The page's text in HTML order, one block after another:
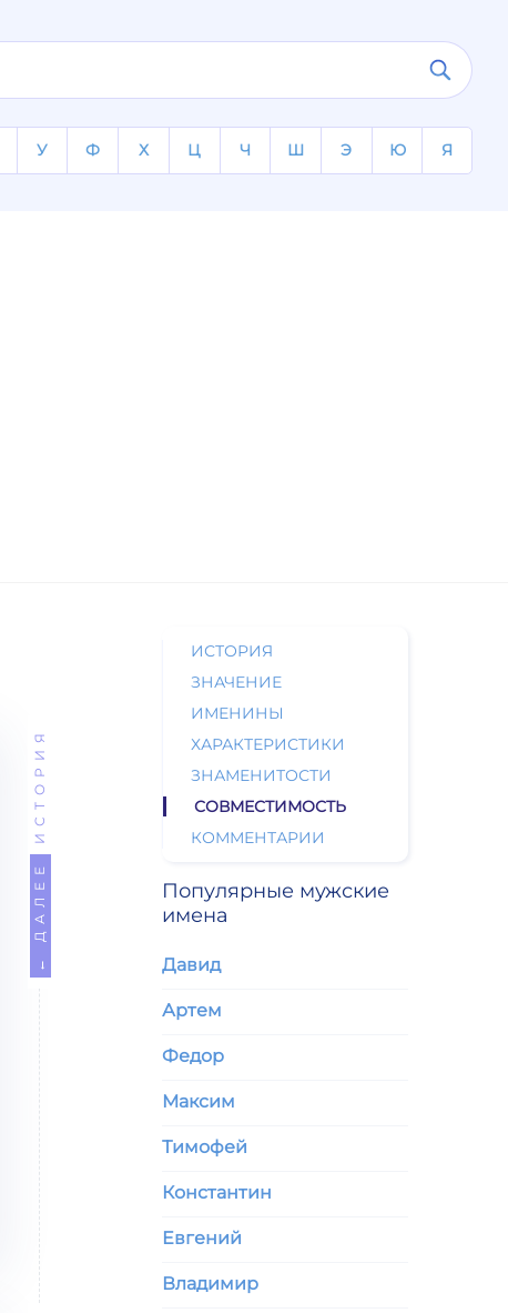
У Ф Х Ц Ч Ш Э Ю Я
← ДАЛЕЕ
ИСТОРИЯ
ИСТОРИЯ
ЗНАЧЕНИЕ
ИМЕНИНЫ
ХАРАКТЕРИСТИКИ
ЗНАМЕНИТОСТИ
СОВМЕСТИМОСТЬ
КОММЕНТАРИИ
Популярные мужские
имена
Давид
Артем
Федор
Максим
Тимофей
Константин
Евгений
Владимир